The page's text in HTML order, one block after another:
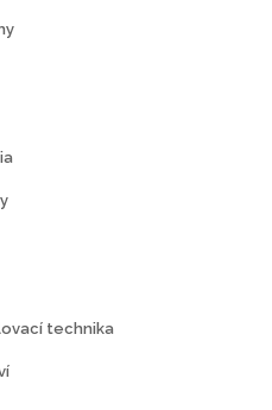
technika